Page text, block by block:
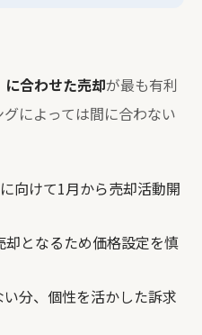
合わせた売却が最も有利
によっては間に合わない
向けて1月から売却活動開
却となるため価格設定を慎
い分、個性を活かした訴求